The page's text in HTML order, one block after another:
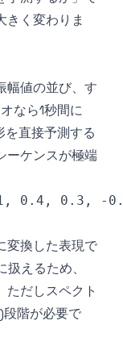
きく変わりま
幅値の並び、す
なら1秒間に
直接予測する
ーケンスが極端
変換した表現で
えるため、
ただしスペクト
階が必要で